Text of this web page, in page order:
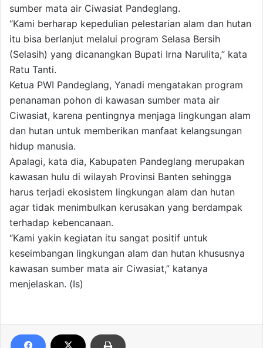
sumber mata air Ciwasiat Pandeglang.
“Kami berharap kepedulian pelestarian alam dan hutan
itu bisa berlanjut melalui program Selasa Bersih
(Selasih) yang dicanangkan Bupati Irna Narulita,” kata
Ratu Tanti.
Ketua PWI Pandeglang, Yanadi mengatakan program
penanaman pohon di kawasan sumber mata air
Ciwasiat, karena pentingnya menjaga lingkungan alam
dan hutan untuk memberikan manfaat kelangsungan
hidup manusia.
Apalagi, kata dia, Kabupaten Pandeglang merupakan
kawasan hulu di wilayah Provinsi Banten sehingga
harus terjadi ekosistem lingkungan alam dan hutan
agar tidak menimbulkan kerusakan yang berdampak
terhadap kebencanaan.
“Kami yakin kegiatan itu sangat positif untuk
keseimbangan lingkungan alam dan hutan khususnya
kawasan sumber mata air Ciwasiat,” katanya
menjelaskan. (Is)